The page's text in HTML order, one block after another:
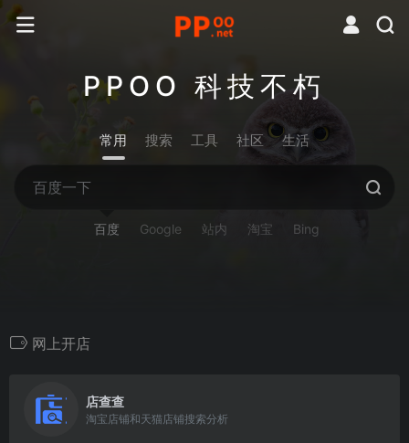
PPOO 科技不朽
常用 搜索 工具 社区 生活
百度 Google 站内 淘宝 Bing
网上开店
店查查
淘宝店铺和天猫店铺搜索分析